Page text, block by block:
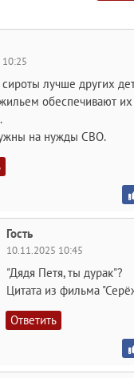
лучше других
обеспечивают
на нужды СВО.
Гость
10.11.2025 10:45
"Дядя Петя, ты дурак"?
Цитата из фильма
Ответить